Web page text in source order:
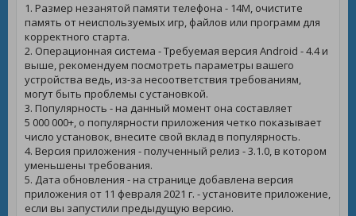
1. Размер незанятой памяти телефона - 14M, очистите
память от неиспользуемых игр, файлов или программ для
корректного старта.
2. Операционная система - Требуемая версия Android - 4.4 и
выше, рекомендуем посмотреть параметры вашего
устройства ведь, из-за несоответствия требованиям,
могут быть проблемы с установкой.
3. Популярность - на данный момент она составляет
5 000 000+, о популярности приложения четко показывает
число установок, внесите свой вклад в популярность.
4. Версия приложения - полученный релиз - 3.1.0, в котором
уменьшены требования.
5. Дата обновления - на странице добавлена версия
приложения от 11 февраля 2021 г. - установите приложение,
если вы запустили предыдущую версию.